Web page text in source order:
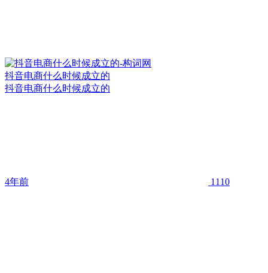
抖音电商什么时候成立的
抖音电商什么时候成立的
4年前 1110